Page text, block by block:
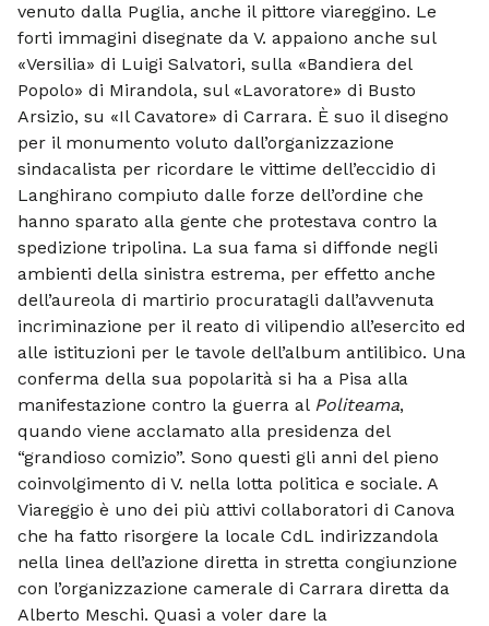
venuto dalla Puglia, anche il pittore viareggino. Le
forti immagini disegnate da V. appaiono anche sul
«Versilia» di Luigi Salvatori, sulla «Bandiera del
Popolo» di Mirandola, sul «Lavoratore» di Busto
Arsizio, su «Il Cavatore» di Carrara. È suo il disegno
per il monumento voluto dall’organizzazione
sindacalista per ricordare le vittime dell’eccidio di
Langhirano compiuto dalle forze dell’ordine che
hanno sparato alla gente che protestava contro la
spedizione tripolina. La sua fama si diffonde negli
ambienti della sinistra estrema, per effetto anche
dell’aureola di martirio procuratagli dall’avvenuta
incriminazione per il reato di vilipendio all’esercito ed
alle istituzioni per le tavole dell’album antilibico. Una
conferma della sua popolarità si ha a Pisa alla
manifestazione contro la guerra al Politeama,
quando viene acclamato alla presidenza del
“grandioso comizio”. Sono questi gli anni del pieno
coinvolgimento di V. nella lotta politica e sociale. A
Viareggio è uno dei più attivi collaboratori di Canova
che ha fatto risorgere la locale CdL indirizzandola
nella linea dell’azione diretta in stretta congiunzione
con l’organizzazione camerale di Carrara diretta da
Alberto Meschi. Quasi a voler dare la